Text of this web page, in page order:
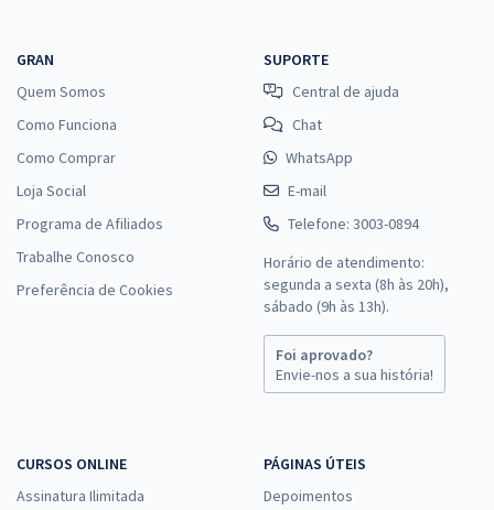
GRAN
Quem Somos
Como Funciona
Como Comprar
Loja Social
Programa de Afiliados
Trabalhe Conosco
Preferência de Cookies
SUPORTE
Central de ajuda
Chat
WhatsApp
E-mail
Telefone: 3003-0894
Horário de atendimento:
segunda a sexta (8h às 20h),
sábado (9h às 13h).
Foi aprovado?
Envie-nos a sua história!
CURSOS ONLINE
Assinatura Ilimitada
PÁGINAS ÚTEIS
Depoimentos